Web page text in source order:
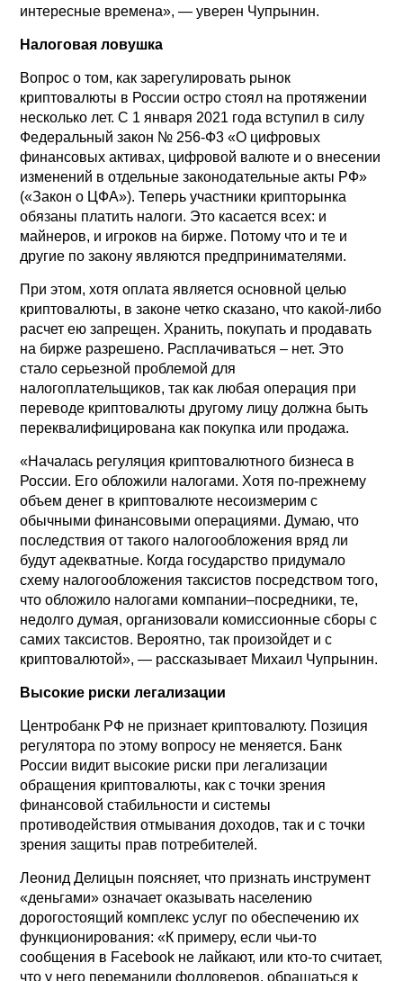
интересные времена», — уверен Чупрынин.
Налоговая ловушка
Вопрос о том, как зарегулировать рынок
криптовалюты в России остро стоял на протяжении
несколько лет. С 1 января 2021 года вступил в силу
Федеральный закон № 256-Ф3 «О цифровых
финансовых активах, цифровой валюте и о внесении
изменений в отдельные законодательные акты РФ»
(«Закон о ЦФА»). Теперь участники крипторынка
обязаны платить налоги. Это касается всех: и
майнеров, и игроков на бирже. Потому что и те и
другие по закону являются предпринимателями.
При этом, хотя оплата является основной целью
криптовалюты, в законе четко сказано, что какой-либо
расчет ею запрещен. Хранить, покупать и продавать
на бирже разрешено. Расплачиваться – нет. Это
стало серьезной проблемой для
налогоплательщиков, так как любая операция при
переводе криптовалюты другому лицу должна быть
переквалифицирована как покупка или продажа.
«Началась регуляция криптовалютного бизнеса в
России. Его обложили налогами. Хотя по-прежнему
объем денег в криптовалюте несоизмерим с
обычными финансовыми операциями. Думаю, что
последствия от такого налогообложения вряд ли
будут адекватные. Когда государство придумало
схему налогообложения таксистов посредством того,
что обложило налогами компании–посредники, те,
недолго думая, организовали комиссионные сборы с
самих таксистов. Вероятно, так произойдет и с
криптовалютой», — рассказывает Михаил Чупрынин.
Высокие риски легализации
Центробанк РФ не признает криптовалюту. Позиция
регулятора по этому вопросу не меняется. Банк
России видит высокие риски при легализации
обращения криптовалюты, как с точки зрения
финансовой стабильности и системы
противодействия отмывания доходов, так и с точки
зрения защиты прав потребителей.
Леонид Делицын поясняет, что признать инструмент
«деньгами» означает оказывать населению
дорогостоящий комплекс услуг по обеспечению их
функционирования: «К примеру, если чьи-то
сообщения в Facebook не лайкают, или кто-то считает,
что у него переманили фолловеров, обращаться к